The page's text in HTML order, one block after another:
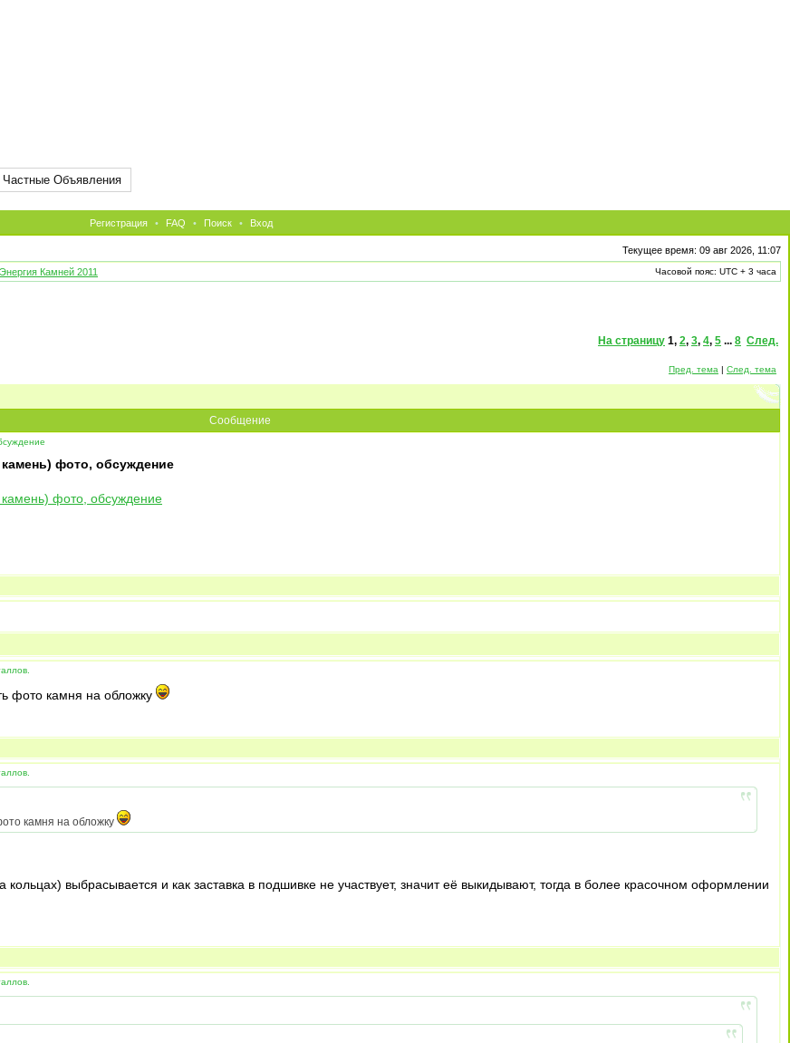
Частные Объявления
Регистрация • FAQ • Поиск • Вход
Текущее время: 09 авг 2026, 11:07
Энергия Камней 2011 Часовой пояс: UTC + 3 часа
На страницу 1, 2, 3, 4, 5 ... 8 След.
Пред. тема | След. тема
Сообщение
фото, обсуждение
фото камня на обложку
камня на обложку
выбрасывается и как заставка в подшивке не участвует, значит её выкидывают, тогда в более красочном оформлении